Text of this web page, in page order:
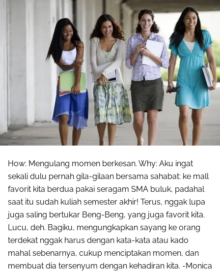
How: Mengulang momen berkesan. Why: Aku ingat
sekali dulu pernah gila-gilaan bersama sahabat: ke mall
favorit kita berdua pakai seragam SMA buluk, padahal
saat itu sudah kuliah semester akhir! Terus, nggak lupa
juga saling bertukar Beng-Beng, yang juga favorit kita.
Lucu, deh. Bagiku, mengungkapkan sayang ke orang
terdekat nggak harus dengan kata-kata atau kado
mahal sebenarnya, cukup menciptakan momen, dan
membuat dia tersenyum dengan kehadiran kita. -Monica
Share to others
Pinterest
Mail